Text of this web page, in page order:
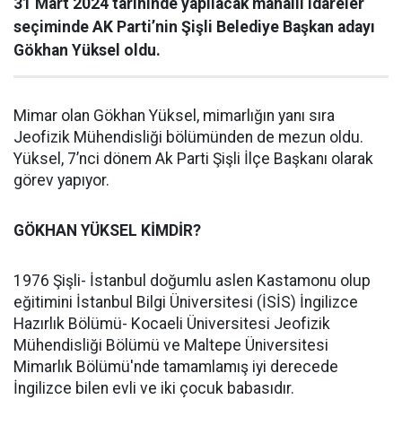
31 Mart 2024 tarihinde yapılacak mahalli idareler
seçiminde AK Parti’nin Şişli Belediye Başkan adayı
Gökhan Yüksel oldu.
Mimar olan Gökhan Yüksel, mimarlığın yanı sıra
Jeofizik Mühendisliği bölümünden de mezun oldu.
Yüksel, 7’nci dönem Ak Parti Şişli İlçe Başkanı olarak
görev yapıyor.
GÖKHAN YÜKSEL KİMDİR?
1976 Şişli- İstanbul doğumlu aslen Kastamonu olup
eğitimini İstanbul Bilgi Üniversitesi (İSİS) İngilizce
Hazırlık Bölümü- Kocaeli Üniversitesi Jeofizik
Mühendisliği Bölümü ve Maltepe Üniversitesi
Mimarlık Bölümü'nde tamamlamış iyi derecede
İngilizce bilen evli ve iki çocuk babasıdır.